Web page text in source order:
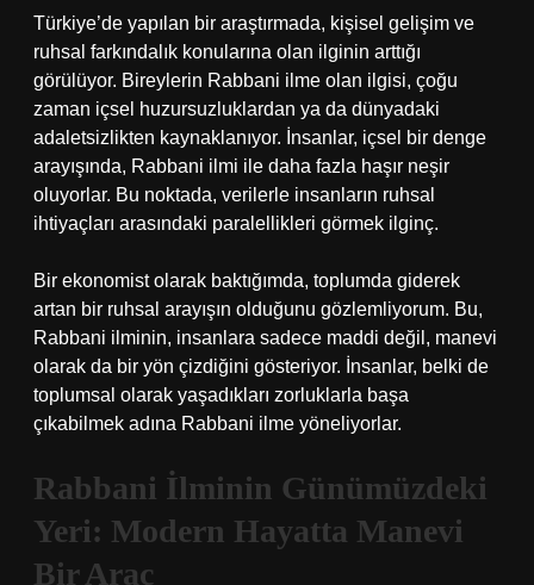
Türkiye’de yapılan bir araştırmada, kişisel gelişim ve
ruhsal farkındalık konularına olan ilginin arttığı
görülüyor. Bireylerin Rabbani ilme olan ilgisi, çoğu
zaman içsel huzursuzluklardan ya da dünyadaki
adaletsizlikten kaynaklanıyor. İnsanlar, içsel bir denge
arayışında, Rabbani ilmi ile daha fazla haşır neşir
oluyorlar. Bu noktada, verilerle insanların ruhsal
ihtiyaçları arasındaki paralellikleri görmek ilginç.
Bir ekonomist olarak baktığımda, toplumda giderek
artan bir ruhsal arayışın olduğunu gözlemliyorum. Bu,
Rabbani ilminin, insanlara sadece maddi değil, manevi
olarak da bir yön çizdiğini gösteriyor. İnsanlar, belki de
toplumsal olarak yaşadıkları zorluklarla başa
çıkabilmek adına Rabbani ilme yöneliyorlar.
Rabbani İlminin Günümüzdeki
Yeri: Modern Hayatta Manevi
Bir Araç